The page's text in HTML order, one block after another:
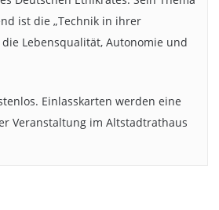
ist die „Technik in ihrer
Lebensqualität, Autonomie und
Einlasskarten werden eine
Veranstaltung im Altstadtrathaus